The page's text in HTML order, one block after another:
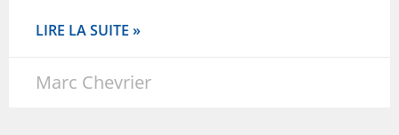
LIRE LA SUITE »
Marc Chevrier